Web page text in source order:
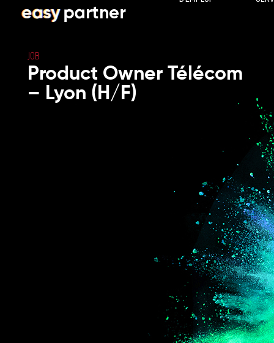
JOB
Product Owner Télécom
– Lyon (H/F)